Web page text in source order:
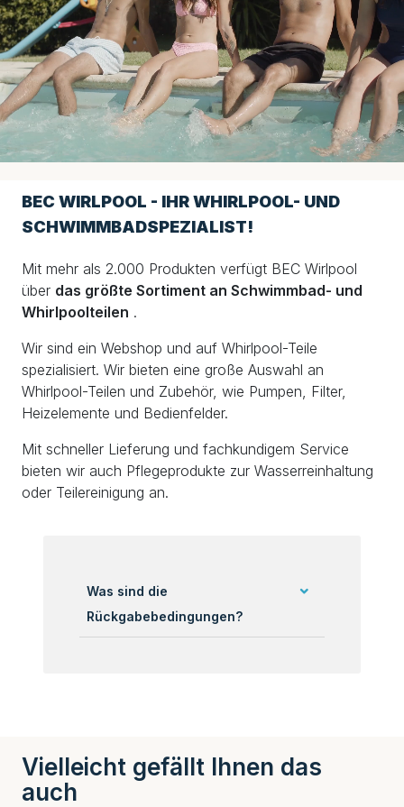
BEC WIRLPOOL - IHR WHIRLPOOL- UND
SCHWIMMBADSPEZIALIST!
Mit mehr als 2.000 Produkten verfügt BEC Wirlpool
über das größte Sortiment an Schwimmbad- und
Whirlpoolteilen .
Wir sind ein Webshop und auf Whirlpool-Teile
spezialisiert. Wir bieten eine große Auswahl an
Whirlpool-Teilen und Zubehör, wie Pumpen, Filter,
Heizelemente und Bedienfelder.
Mit schneller Lieferung und fachkundigem Service
bieten wir auch Pflegeprodukte zur Wasserreinhaltung
oder Teilereinigung an.
Was sind die
Rückgabebedingungen?
Vielleicht gefällt Ihnen das
auch